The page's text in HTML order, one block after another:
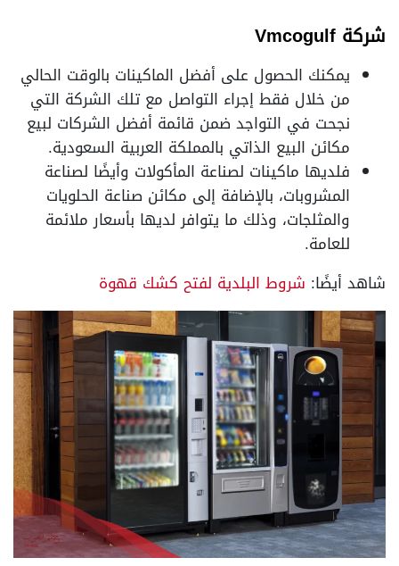
شركة Vmcogulf
يمكنك الحصول على أفضل الماكينات بالوقت الحالي
من خلال فقط إجراء التواصل مع تلك الشركة التي
نجحت في التواجد ضمن قائمة أفضل الشركات لبيع
مكائن البيع الذاتي بالمملكة العربية السعودية.
فلديها ماكينات لصناعة المأكولات وأيضًا لصناعة
المشروبات، بالإضافة إلى مكائن صناعة الحلويات
والمثلجات، وذلك ما يتوافر لديها بأسعار ملائمة
للعامة.
شاهد أيضًا: شروط البلدية لفتح كشك قهوة